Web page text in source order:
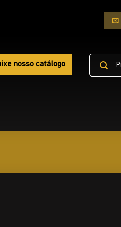
nosso catálogo
Pesquisar